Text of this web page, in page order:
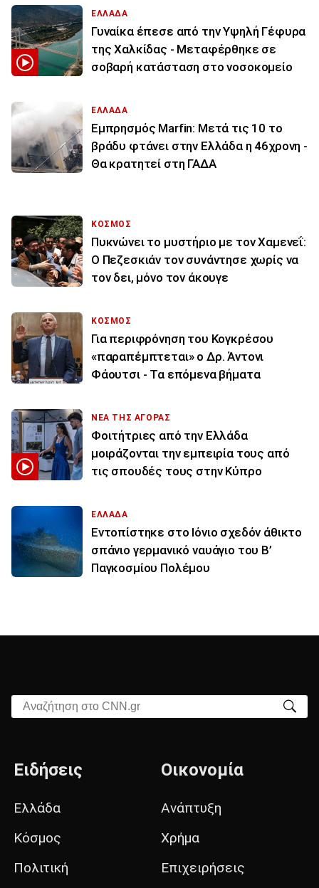
ΕΛΛΑΔΑ
Γυναίκα έπεσε από την Υψηλή Γέφυρα
της Χαλκίδας - Μεταφέρθηκε σε
σοβαρή κατάσταση στο νοσοκομείο
ΕΛΛΑΔΑ
Εμπρησμός Marfin: Μετά τις 10 το
βράδυ φτάνει στην Ελλάδα η 46χρονη -
Θα κρατητεί στη ΓΑΔΑ
ΚΟΣΜΟΣ
Πυκνώνει το μυστήριο με τον Χαμενεΐ:
Ο Πεζεσκιάν τον συνάντησε χωρίς να
τον δει, μόνο τον άκουγε
ΚΟΣΜΟΣ
Για περιφρόνηση του Κογκρέσου
«παραπέμπτεται» ο Δρ. Άντονι
Φάουτσι - Τα επόμενα βήματα
ΝΕΑ ΤΗΣ ΑΓΟΡΑΣ
Φοιτήτριες από την Ελλάδα
μοιράζονται την εμπειρία τους από
τις σπουδές τους στην Κύπρο
ΕΛΛΑΔΑ
Εντοπίστηκε στο Ιόνιο σχεδόν άθικτο
σπάνιο γερμανικό ναυάγιο του Β’
Παγκοσμίου Πολέμου
Αναζήτηση στο CNN.gr
Ειδήσεις
Ελλάδα
Κόσμος
Πολιτική
Οικονομία
Ανάπτυξη
Χρήμα
Επιχειρήσεις